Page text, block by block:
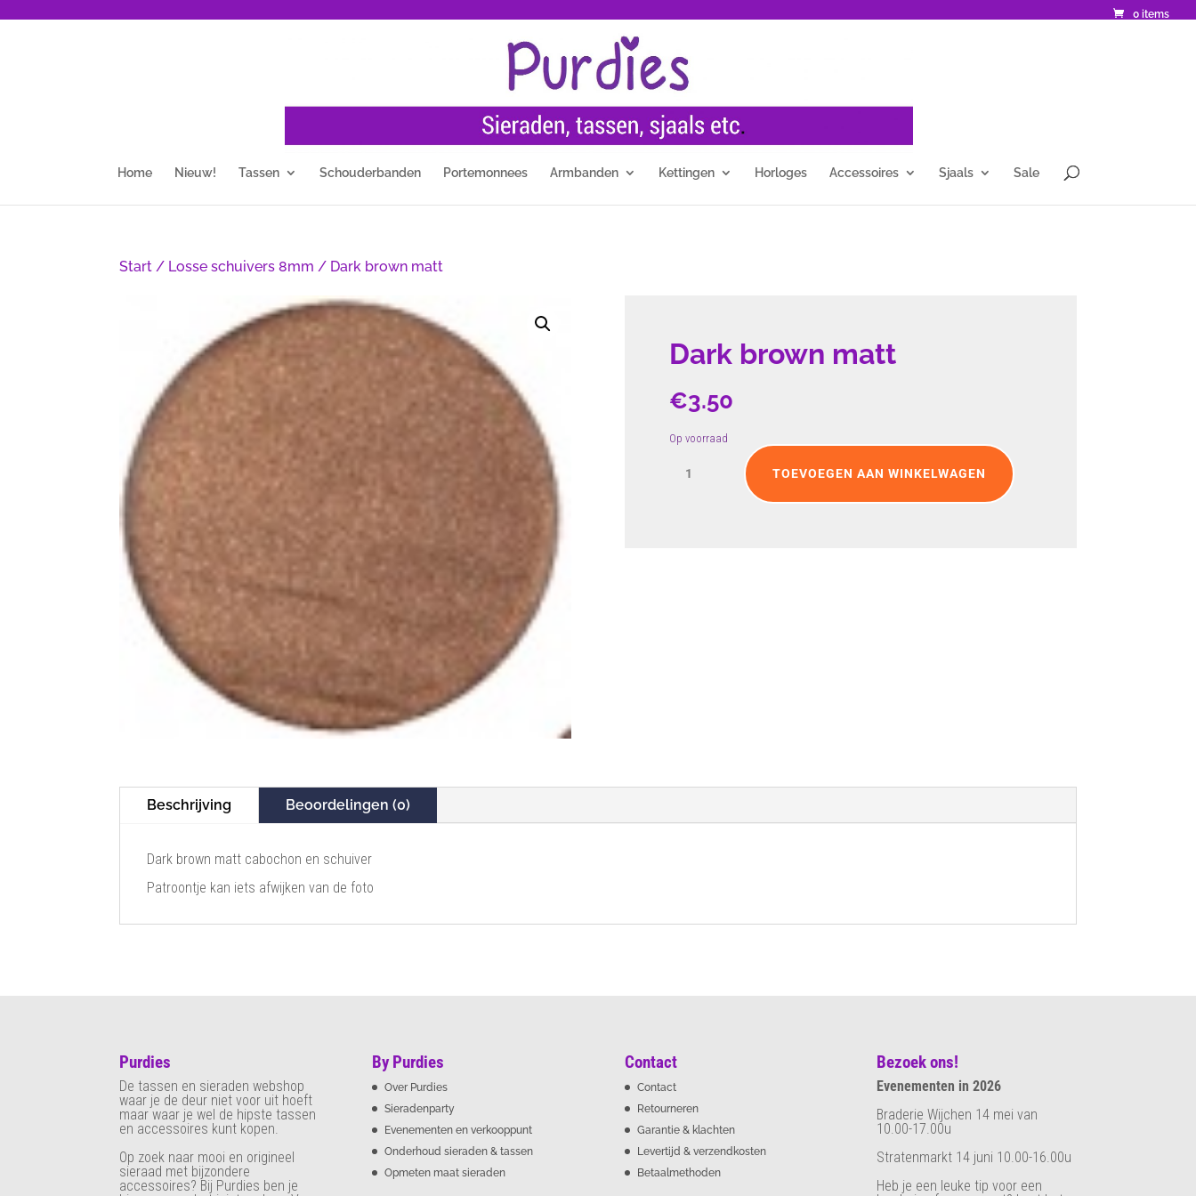
0 items
Home Nieuw! Tassen Schouderbanden Portemonnees Armbanden Kettingen Horloges Accessoires Sjaals Sale
Start / Losse schuivers 8mm / Dark brown matt
Dark brown matt
€3.50
Op voorraad
brown
TOEVOEGEN AAN WINKELWAGEN
Beschrijving Beoordelingen (0)
Dark brown matt cabochon en schuiver
Patroontje kan iets afwijken van de foto
Purdies
De tassen en sieraden webshop
waar je de deur niet voor uit hoeft
maar waar je wel de hipste tassen
en accessoires kunt kopen.
Op zoek naar mooi en origineel
sieraad met bijzondere
accessoires? Bij Purdies ben je
By Purdies
Over Purdies
Sieradenparty
Evenementen en verkooppunt
Onderhoud sieraden & tassen
Opmeten maat sieraden
Contact
Contact
Retourneren
Garantie & klachten
Levertijd & verzendkosten
Betaalmethoden
Bezoek ons!
Evenementen in 2026
Braderie Wijchen 14 mei van
10.00-17.00u
Stratenmarkt 14 juni 10.00-16.00u
Heb je een leuke tip voor een